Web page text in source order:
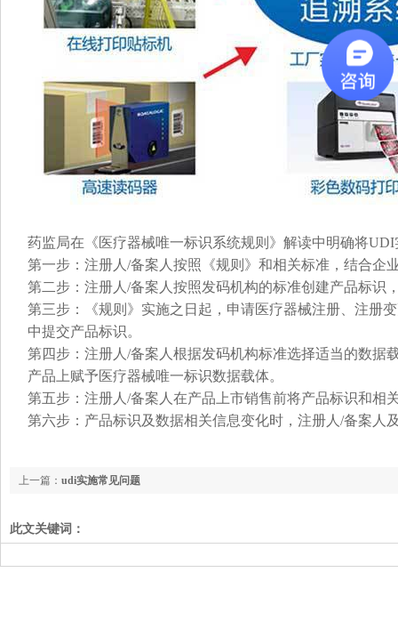
药监局在《医疗器械唯一标识系统规则》解读中明确将
第一步：注册人/备案人按照《规则》和相关标准，结合企
第二步：注册人/备案人按照发码机构的标准创建产品标识
第三步：《规则》实施之日起，申请医疗器械注册、注册
中提交产品标识。
第四步：注册人/备案人根据发码机构标准选择适当的数据
产品上赋予医疗器械唯一标识数据载体。
第五步：注册人/备案人在产品上市销售前将产品标识和相
第六步：产品标识及数据相关信息变化时，注册人/备案人
上一篇： udi实施常见问题
此文关键词：